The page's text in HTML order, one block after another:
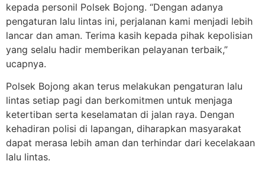
kepada personil Polsek Bojong. “Dengan adanya
pengaturan lalu lintas ini, perjalanan kami menjadi lebih
lancar dan aman. Terima kasih kepada pihak kepolisian
yang selalu hadir memberikan pelayanan terbaik,”
ucapnya.
Polsek Bojong akan terus melakukan pengaturan lalu
lintas setiap pagi dan berkomitmen untuk menjaga
ketertiban serta keselamatan di jalan raya. Dengan
kehadiran polisi di lapangan, diharapkan masyarakat
dapat merasa lebih aman dan terhindar dari kecelakaan
lalu lintas.